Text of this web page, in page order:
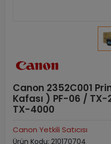
Canon 2352C001
Kafası ) PF-06 /
TX-4000
Canon Yetkili Satıcısı
Ürün Kodu: 210170704